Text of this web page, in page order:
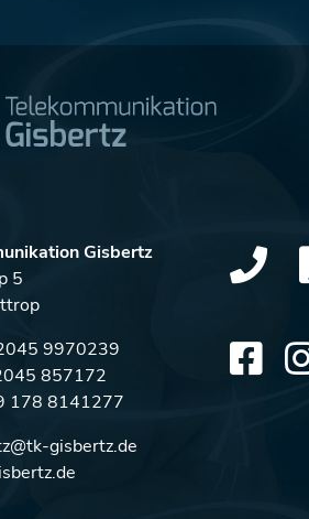
Gisbertz
5
9970239
857172
178 8141277
gisbertz.de